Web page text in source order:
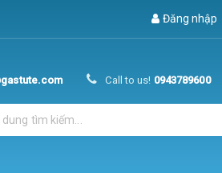
Đăng nhập
Call to us! 0943789600